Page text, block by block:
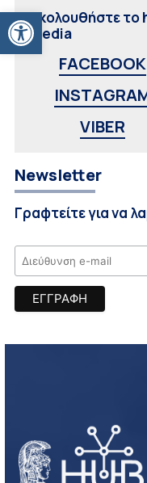
Ανοίξτε τη γραμμή εργαλείων
Ακολουθήστε το
Media
FACEBOOK
VIBER
Newsletter
Γραφτείτε για να